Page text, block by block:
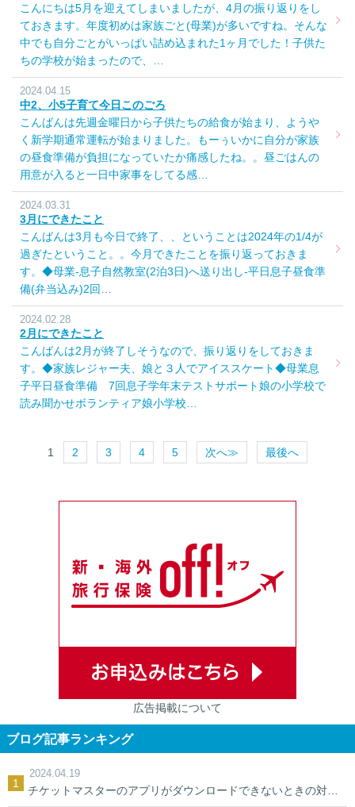
こんにちは5月を迎えてしまいましたが、4月の振り返りをし
ておきます。年度初めは家族ごと(母業)が多いですね。そんな
中でも自分ごとがいっぱい詰め込まれた1ヶ月でした！子供た
ちの学校が始まったので、…
2024.04.15
中2、小5子育て今日このごろ
こんばんは先週金曜日から子供たちの給食が始まり、ようや
く新学期通常運転が始まりました。もーぅいかに自分が家族
の昼食準備が負担になっていたか痛感したね。。昼ごはんの
用意が入ると一日中家事をしてる感…
2024.03.31
3月にできたこと
こんばんは3月も今日で終了、、ということは2024年の1/4が
過ぎたということ。。今月できたことを振り返っておきま
す。◆母業-息子自然教室(2泊3日)へ送り出し-平日息子昼食準
備(弁当込み)2回…
2024.02.28
2月にできたこと
こんばんは2月が終了しそうなので、振り返りをしておきま
す。◆家族レジャー夫、娘と３人でアイススケート◆母業息
子平日昼食準備 7回息子学年末テストサポート娘の小学校で
読み聞かせボランティア娘小学校…
1 2 3 4 5 次へ≫ 最後へ
広告掲載について
ブログ記事ランキング
2024.04.19